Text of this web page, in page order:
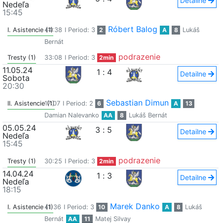
Nedeľa
15:45
I. Asistencie (1)44:38 I Period: 3 2 Róbert Balog A 8
Lukáš
Bernát
Tresty (1) 33:08 I Period: 3 2min
podrazenie
11.05.24
Sobota
20:30
1 : 4 Detailne
II. Asistencie (1)
17:07 I Period: 2 6 Sebastian Dimun A
13
Damian Nalevanko
AA 8 Lukáš Bernát
05.05.24
Nedeľa
15:45
3 : 5 Detailne
Tresty (1) 30:25 I Period: 3 2min
podrazenie
14.04.24
Nedeľa
18:15
1 : 3 Detailne
I. Asistencie (1)41:36 I Period: 3 10 Marek Danko A 8
Lukáš
Bernát
AA 11 Matej Silvay